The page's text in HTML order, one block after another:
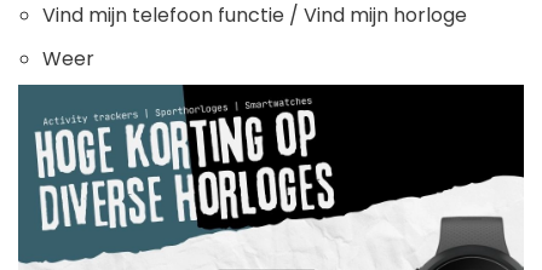
Vind mijn telefoon functie / Vind mijn horloge
Weer